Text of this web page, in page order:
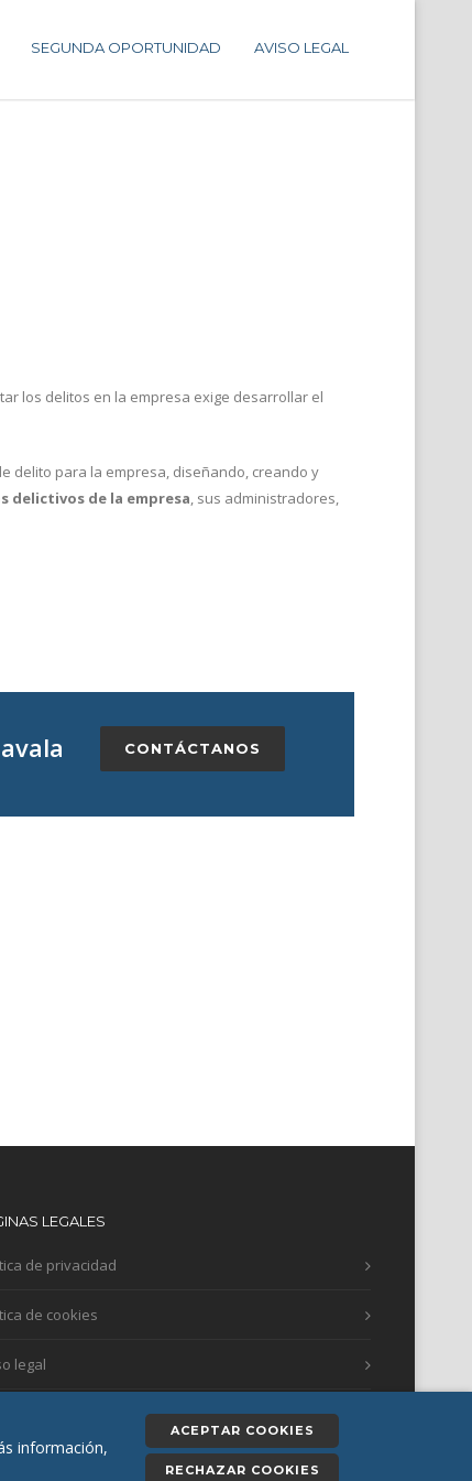
SEGUNDA OPORTUNIDAD AVISO LEGAL
los delitos en la empresa exige desarrollar el
delito para la empresa, diseñando, creando y
delictivos de la empresa, sus administradores,
CONTÁCTANOS
LEGALES
de privacidad
de cookies
legal
información,
ACEPTAR COOKIES
RECHAZAR COOKIES